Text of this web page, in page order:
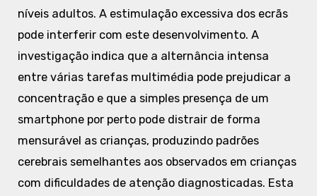
níveis adultos. A estimulação excessiva dos ecrãs
pode interferir com este desenvolvimento. A
investigação indica que a alternância intensa
entre várias tarefas multimédia pode prejudicar a
concentração e que a simples presença de um
smartphone por perto pode distrair de forma
mensurável as crianças, produzindo padrões
cerebrais semelhantes aos observados em crianças
com dificuldades de atenção diagnosticadas. Esta